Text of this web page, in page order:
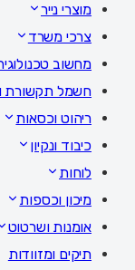
מוצרי נייר
צרכי משרד
מחשוב
חשמל תקשורת
ריהוט וכסאות
כיבוד ונקיון
לוחות
מיכון וכספות
אומנות ושרטוט
תיקים ומזוודות